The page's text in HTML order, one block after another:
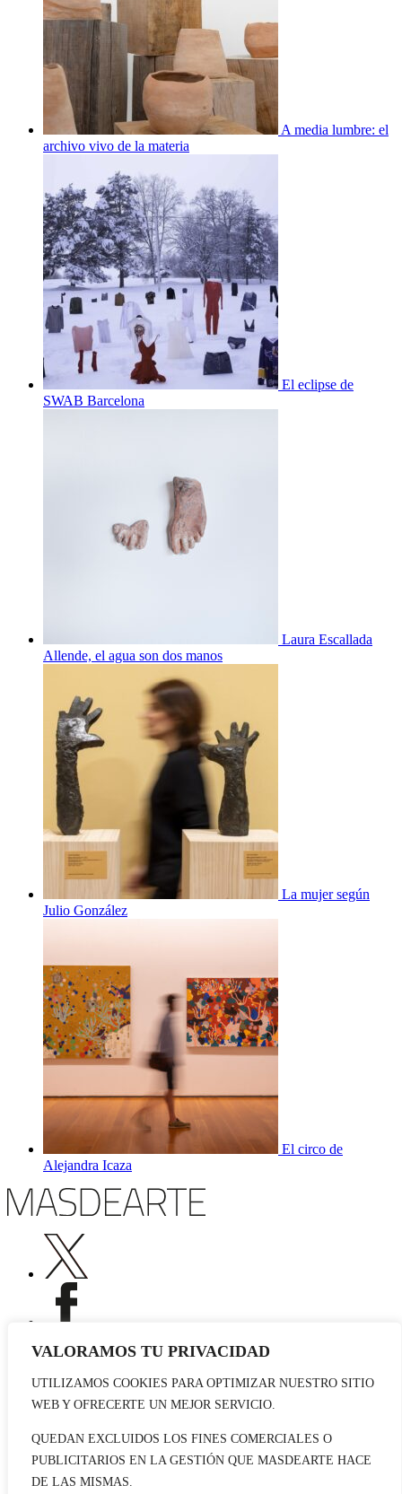
VALORAMOS TU PRIVACIDAD
UTILIZAMOS COOKIES PARA OPTIMIZAR NUESTRO SITIO
WEB Y OFRECERTE UN MEJOR SERVICIO.
QUEDAN EXCLUIDOS LOS FINES COMERCIALES O
PUBLICITARIOS EN LA GESTIÓN QUE MASDEARTE HACE
DE LAS MISMAS.
A media lumbre: el
archivo vivo de la materia
El eclipse de
SWAB Barcelona
Laura Escallada
Allende, el agua son dos manos
La mujer según
Julio González
El circo de
Alejandra Icaza
Publicidad
Contacto
© 2026 masdearte. Información de exposiciones, museos y artistas